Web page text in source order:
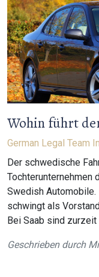
Wohin führt
German Legal Team
Der schwedische
Tochterunternehmen
Swedish
schwingt als
Bei Saab sind
Geschrieben durch